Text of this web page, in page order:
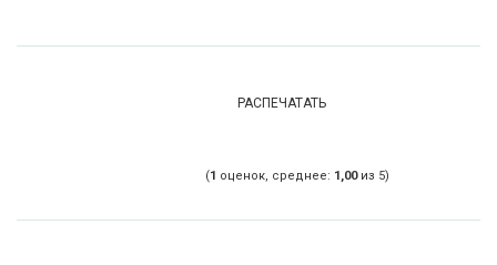
РАСПЕЧАТАТЬ
(1 оценок, среднее: 1,00из 5)